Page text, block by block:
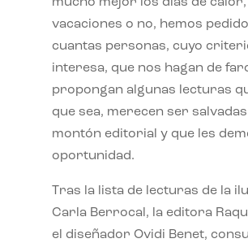
vacaciones o no, hemos
cuantas personas, cuyo
interesa, que nos hagan de
propongan algunas lecturas
que sea, merecen ser salvadas
montón editorial y que les
oportunidad.
Tras la lista de lecturas de la
Carla Berrocal, la editora
el diseñador Ovidi Benet,